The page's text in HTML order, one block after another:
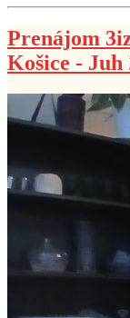
Prenájom
Košice -